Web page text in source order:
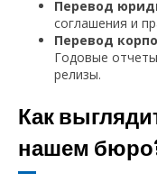
Перевод
соглашения и
Перевод
Годовые
релизы.
Как
нашем